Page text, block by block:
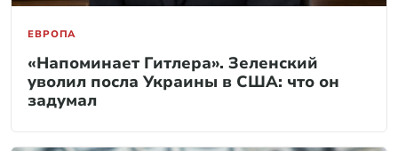
ЕВРОПА
«Напоминает Гитлера». Зеленский
уволил посла Украины в США: что он
задумал